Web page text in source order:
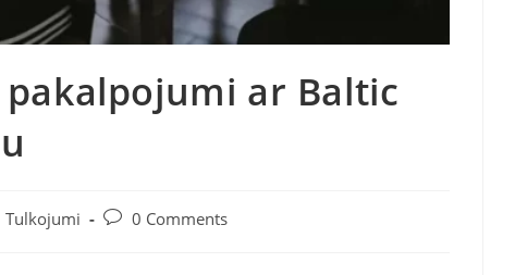
ar Baltic
Tulkojumi
Post0 Comments